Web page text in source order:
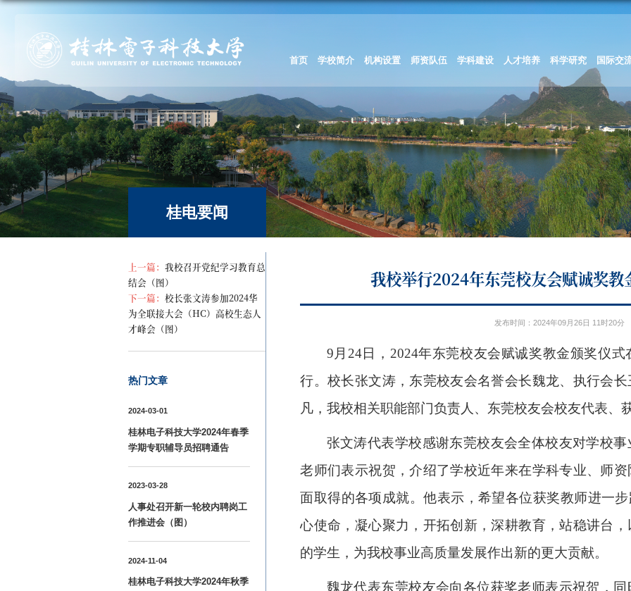
首页 学校简介 机构设置 师资队伍 学科建设 人才培养 科学研究 国际交
桂电要闻
上一篇： 我校召开党纪学习教育总
结会（图）
下一篇： 校长张文涛参加2024华
为全联接大会（HC）高校生态人
才峰会（图）
热门文章
2024-03-01
桂林电子科技大学2024年春季
学期专职辅导员招聘通告
2023-03-28
人事处召开新一轮校内聘岗工
作推进会（图）
2024-11-04
桂林电子科技大学2024年秋季
我校举行2024年东莞校友会赋诚奖教
发布时间：2024年09月26日 11时20分
9月24日，2024年东莞校友会赋诚奖教金颁奖仪
行。校长张文涛，东莞校友会名誉会长魏龙、执行会
凡，我校相关职能部门负责人、东莞校友会校友代表、
张文涛代表学校感谢东莞校友会全体校友对学校
老师们表示祝贺，介绍了学校近年来在学科专业、师
面取得的各项成就。他表示，希望各位获奖教师进一
心使命，凝心聚力，开拓创新，深耕教育，站稳讲台
的学生，为我校事业高质量发展作出新的更大贡献。
魏龙代表东莞校友会向各位获奖老师表示祝贺，